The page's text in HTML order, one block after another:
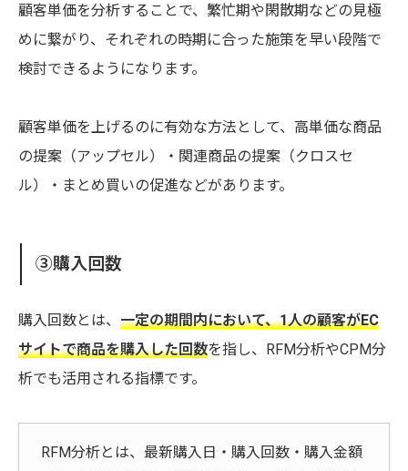
顧客単価を分析することで、繁忙期や閑散期などの見極
めに繋がり、それぞれの時期に合った施策を早い段階で
検討できるようになります。
顧客単価を上げるのに有効な方法として、高単価な商品
の提案（アップセル）・関連商品の提案（クロスセ
ル）・まとめ買いの促進などがあります。
③購入回数
購入回数とは、 一定の期間内において、1人の顧客がEC
サイトで商品を購入した回数を指し、RFM分析やCPM分
析でも活用される指標です。
RFM分析とは、最新購入日・購入回数・購入金額